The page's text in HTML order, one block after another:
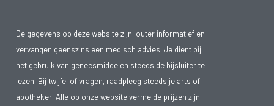
De gegevens op deze website zijn louter informatief en
vervangen geenszins een medisch advies. Je dient bij
het gebruik van geneesmiddelen steeds de bijsluiter te
lezen. Bij twijfel of vragen, raadpleeg steeds je arts of
apotheker. Alle op onze website vermelde prijzen zijn